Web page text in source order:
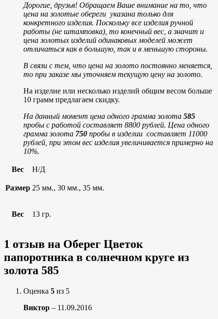
Дорогие, друзья! Обращаем Ваше внимание на то, что
цена на золотые обереги указана только для
конкретного изделия. Поскольку все изделия ручной
работы (не штамповка), то конечный вес, а значит и
цена золотых изделий одинаковых моделей может
отличаться как в большую, так и в меньшую стороны.
В связи с тем, что цена на золото постоянно меняется,
то при заказе мы уточняем текущую цену на золото.
На изделие или несколько изделий общим весом больше
10 грамм предлагаем скидку.
На данный момент цена одного грамма золота 585
пробы с работой составляет 8800 рублей. Цена одного
грамма золота 750 пробы в изделии составляет 11000
рублей, при этом вес изделия увеличивается примерно на
10%.
Вес Н/Д
Размер 25 мм., 30 мм., 35 мм.
Вес 13 гр.
1 отзыв на Оберег Цветок
папоротника в солнечном круге из
золота 585
Оценка 5 из 5
Виктор – 11.09.2016